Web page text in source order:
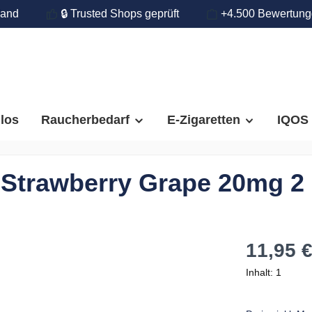
🔒 Trusted Shops geprüft +4.500
Raucherbedarf E-Zigaretten IQOS
Grape 20mg 2
11,95 €
Inhalt: 1